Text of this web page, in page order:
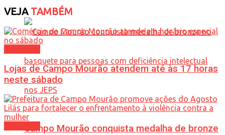
Campo Mourão conquista medalha de bronze
VEJATAMBÉM
Lojas de Campo Mourão atendem até às 17 horas
neste sábado